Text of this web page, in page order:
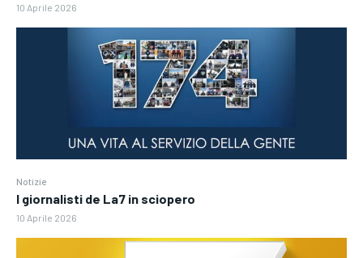
10 Aprile 2026
Notizie
I giornalisti de La7 in sciopero
10 Aprile 2026